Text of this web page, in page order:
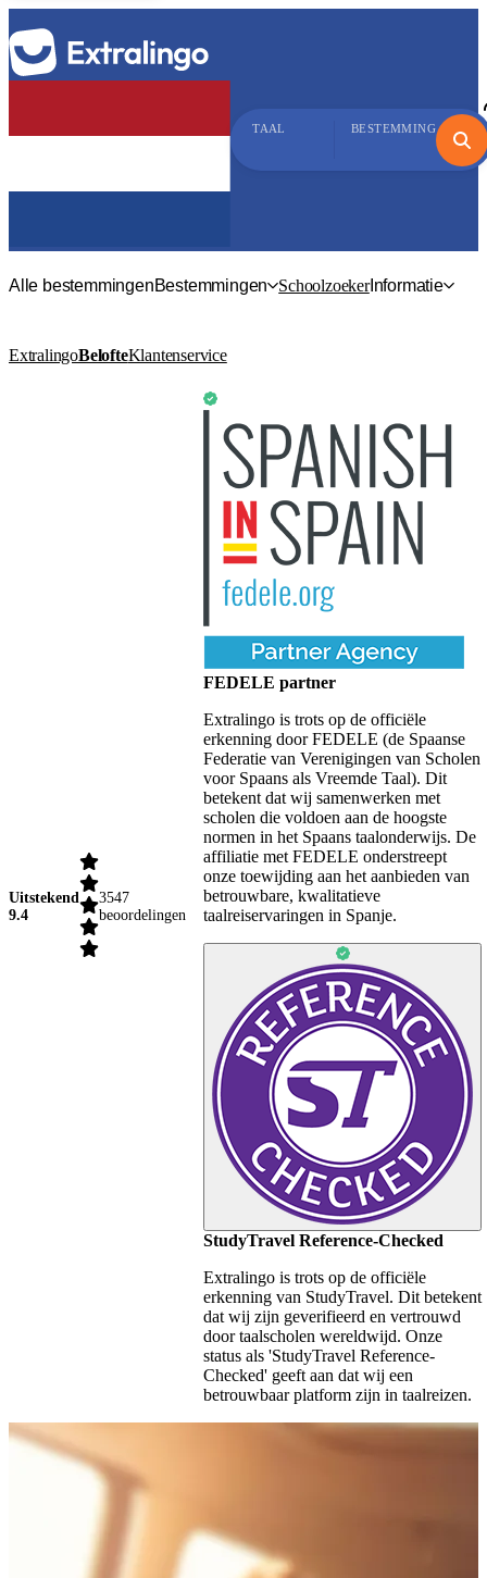
TAAL BESTEMMING
Alle bestemmingenBestemmingen SchoolzoekerInformatie
ExtralingoBelofteKlantenservice
Uitstekend
9.4
3547
beoordelingen
FEDELE partner
Extralingo is trots op de officiële
erkenning door FEDELE (de Spaanse
Federatie van Verenigingen van Scholen
voor Spaans als Vreemde Taal). Dit
betekent dat wij samenwerken met
scholen die voldoen aan de hoogste
normen in het Spaans taalonderwijs. De
affiliatie met FEDELE onderstreept
onze toewijding aan het aanbieden van
betrouwbare, kwalitatieve
taalreiservaringen in Spanje.
StudyTravel Reference-Checked
Extralingo is trots op de officiële
erkenning van StudyTravel. Dit betekent
dat wij zijn geverifieerd en vertrouwd
door taalscholen wereldwijd. Onze
status als 'StudyTravel Reference-
Checked' geeft aan dat wij een
betrouwbaar platform zijn in taalreizen.